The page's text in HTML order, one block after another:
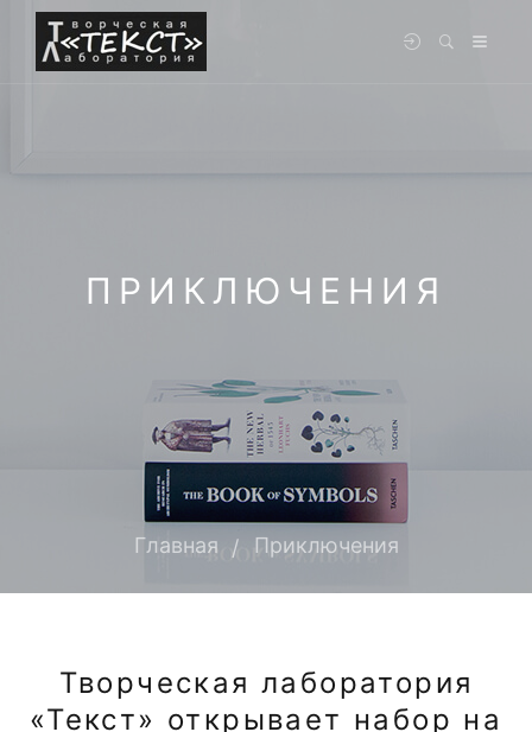
ПРИКЛЮЧЕНИЯ
Главная Приключения
Творческая лаборатория
«Текст» открывает набор на